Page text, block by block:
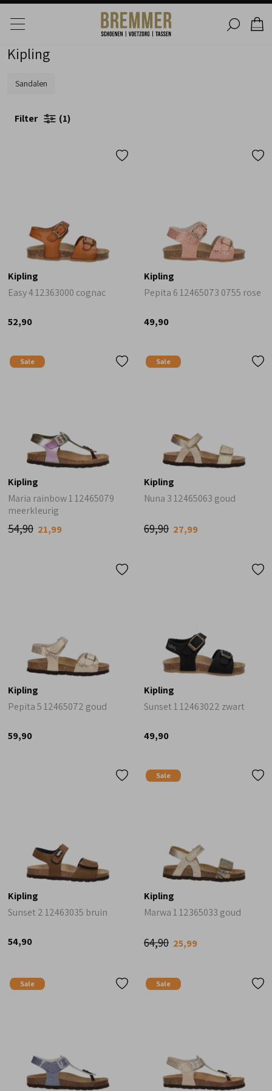
Kipling
Sandalen
Filter 1
Kipling
Easy 4 12363000 cognac
52,90
Kipling
Pepita 6 12465073 0755 rose
49,90
Sale
Kipling
Maria rainbow 1 12465079
meerkleurig
54,90 21,99
Sale
Kipling
Nuna 3 12465063 goud
69,90 27,99
Kipling
Pepita 5 12465072 goud
59,90
Kipling
Sunset 1 12463022 zwart
49,90
Kipling
Sunset 2 12463035 bruin
54,90
Sale
Kipling
Marwa 1 12365033 goud
64,90 25,99
Sale Sale